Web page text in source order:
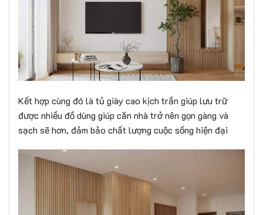
Kết hợp cùng đó là tủ giày cao kịch trần giúp lưu trữ
được nhiều đồ dùng giúp căn nhà trở nên gọn gàng và
sạch sẽ hơn, đảm bảo chất lượng cuộc sống hiện đại